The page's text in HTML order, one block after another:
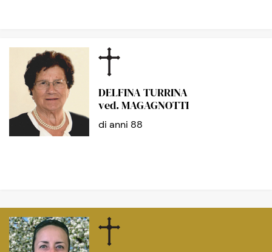
DELFINA TURRINA
ved. MAGAGNOTTI
di anni 88